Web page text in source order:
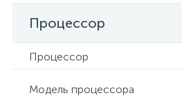
Процессор
Процессор
Модель процессора